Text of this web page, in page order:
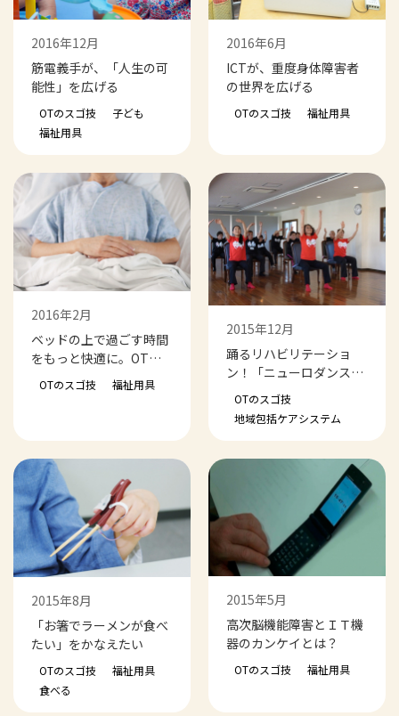
2016年12月
筋電義手が、「人生の可
能性」を広げる
OTのスゴ技
子ども
福祉用具
2016年6月
ICTが、重度身体障害者
の世界を広げる
OTのスゴ技 福祉用具
2016年2月
ベッドの上で過ごす時間
をもっと快適に。OT流
ベッド活用法
OTのスゴ技 福祉用具
2015年12月
踊るリハビリテーショ
ン！「ニューロダンス」
の取り組み
OTのスゴ技
地域包括ケアシステム
2015年8月
「お箸でラーメンが食べ
たい」をかなえたい
OTのスゴ技
福祉用具
食べる
2015年5月
高次脳機能障害とＩＴ機
器のカンケイとは？
OTのスゴ技 福祉用具